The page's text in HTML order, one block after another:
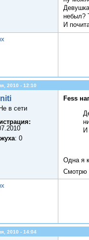
небыл?
И
2010 - 12:10
в сети
: 0
Fess
И
Одна я
Смотрю
2010 - 14:04